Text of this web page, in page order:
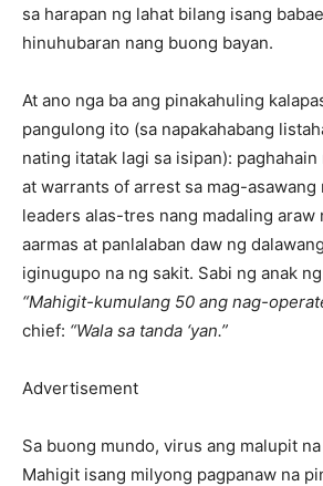
sa harapan ng lahat bilang isang
hinuhubaran nang buong bayan.
At ano nga ba ang pinakahuling
pangulong ito (sa napakahabang
nating itatak lagi sa isipan):
at warrants of arrest sa mag-asawang
leaders alas-tres nang madaling araw
aarmas at panlalaban daw ng
iginugupo na ng sakit. Sabi ng anak
“Mahigit-kumulang 50 ang nag-
chief: “Wala sa tanda ‘yan.”
Advertisement
Sa buong mundo, virus ang malupit
Mahigit isang milyong pagpanaw na